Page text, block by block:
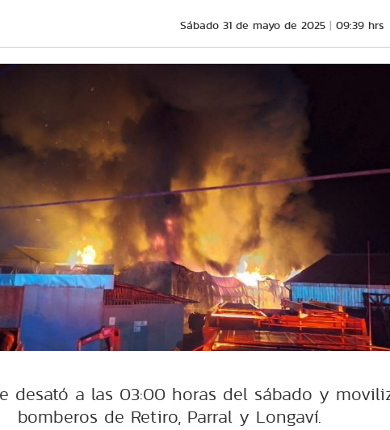
Sábado 31 de mayo de 2025 09:39 hrs
desató a las 03:00 horas del sábado y
bomberos de Retiro, Parral y Longaví.